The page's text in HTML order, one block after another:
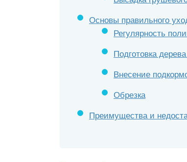
Основы правильного
Регулярность
Подготовка
Внесение
Обрезка
Преимущества и